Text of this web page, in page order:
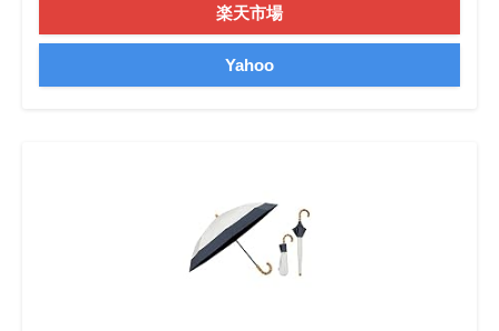
楽天市場
Yahoo